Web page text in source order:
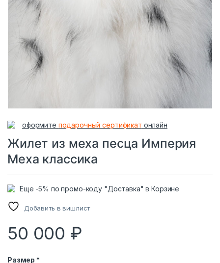
оформите подарочный сертификат онлайн
Жилет из меха песца Империя
Меха классика
Еще -5% по промо-коду "Доставка" в Корзине
Добавить в вишлист
50 000 ₽
Размер *